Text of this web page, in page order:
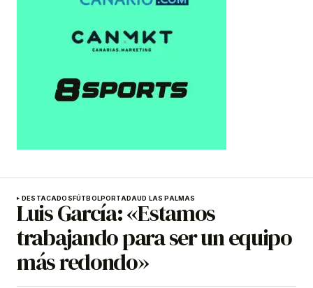
DESTACADOSFÚTBOLPORTADAUD LAS PALMAS
Luis García: «Estamos
trabajando para ser un equipo
más redondo»